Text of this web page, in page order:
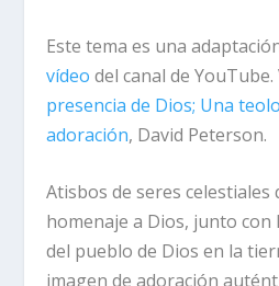
Este tema es una
vídeo del canal de
presencia de Dios; Una
adoración, David Peterson.
Atisbos de seres celestiales
homenaje a Dios, junto con
del pueblo de Dios en la
imagen de adoración